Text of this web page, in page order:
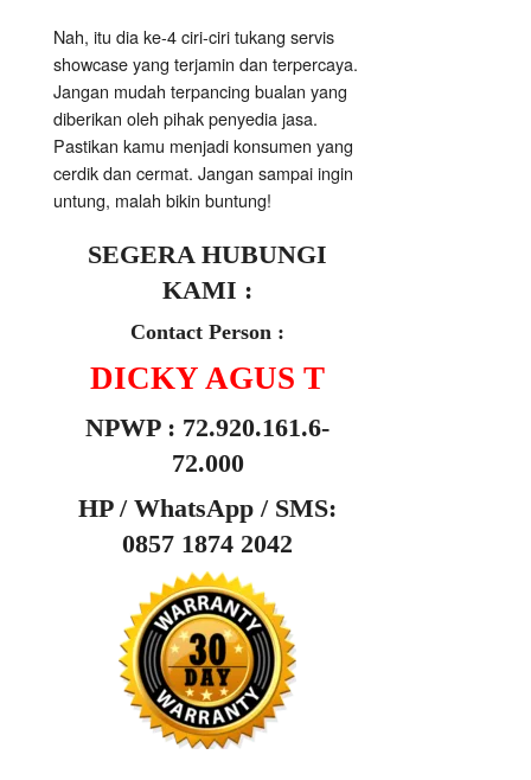
Nah, itu dia ke-4 ciri-ciri tukang servis
showcase yang terjamin dan terpercaya.
Jangan mudah terpancing bualan yang
diberikan oleh pihak penyedia jasa.
Pastikan kamu menjadi konsumen yang
cerdik dan cermat. Jangan sampai ingin
untung, malah bikin buntung!
SEGERA HUBUNGI
KAMI :
Contact Person :
DICKY AGUS T
NPWP : 72.920.161.6-
72.000
HP / WhatsApp / SMS:
0857 1874 2042